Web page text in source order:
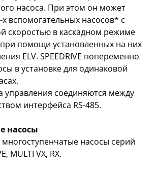
насоса. При этом он может
х вспомогательных насосов* с
скоростью в каскадном режиме
помощи установленных на них
ELV. SPEEDRIVE попеременно
в установке для одинаковой
управления соединяются между
интерфейса RS-485.
насосы
насосы серий
MULTI VX, RX.